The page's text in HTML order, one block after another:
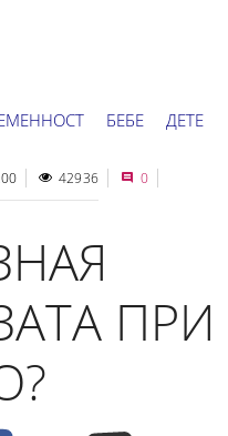
БЕБЕ ДЕТЕ
ХОРОСКОП
42936 0
ПРИ